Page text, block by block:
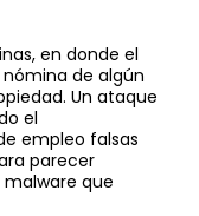
en donde el
de algún
Un ataque
el
empleo falsas
parecer
que